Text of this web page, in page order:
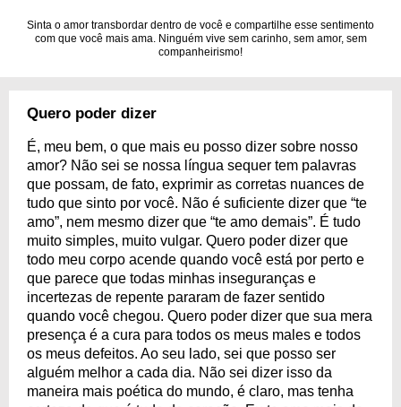
Sinta o amor transbordar dentro de você e compartilhe esse sentimento
com que você mais ama. Ninguém vive sem carinho, sem amor, sem
companheirismo!
Quero poder dizer
É, meu bem, o que mais eu posso dizer sobre nosso
amor? Não sei se nossa língua sequer tem palavras
que possam, de fato, exprimir as corretas nuances de
tudo que sinto por você. Não é suficiente dizer que “te
amo”, nem mesmo dizer que “te amo demais”. É tudo
muito simples, muito vulgar. Quero poder dizer que
todo meu corpo acende quando você está por perto e
que parece que todas minhas inseguranças e
incertezas de repente pararam de fazer sentido
quando você chegou. Quero poder dizer que sua mera
presença é a cura para todos os meus males e todos
os meus defeitos. Ao seu lado, sei que posso ser
alguém melhor a cada dia. Não sei dizer isso da
maneira mais poética do mundo, é claro, mas tenha